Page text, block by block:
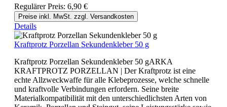
Regulärer Preis: 6,90 €
Preise inkl. MwSt. zzgl. Versandkosten
Details
Kraftprotz Porzellan Sekundenkleber 50 g
Kraftprotz Porzellan Sekundenkleber 50 gARKA
KRAFTPROTZ PORZELLAN | Der Kraftprotz ist eine
echte Allzweckwaffe für alle Klebeprozesse, welche schnelle
und kraftvolle Verbindungen erfordern. Seine breite
Materialkompatibilität mit den unterschiedlichsten Arten von